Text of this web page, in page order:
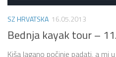
SZ HRVATSKA 16.05.2013
Bednja kayak tour –
Kiša lagano počinje padati, a mi